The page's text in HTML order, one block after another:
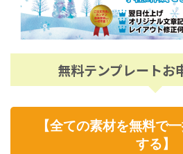
無料テンプレートお
【全ての素材を無料で
する】